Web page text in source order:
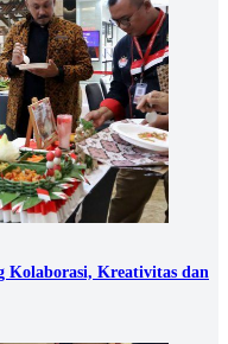
Kolaborasi, Kreativitas dan